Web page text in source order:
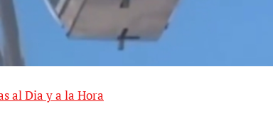
al Dia y a la Hora